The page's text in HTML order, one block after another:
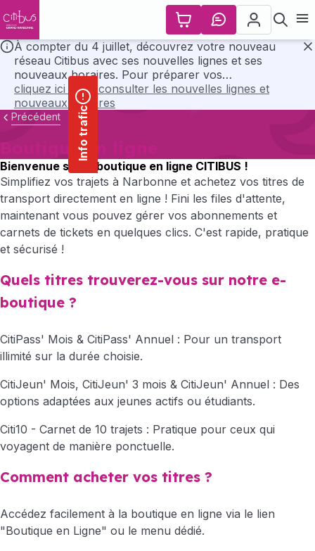
principal
À compter du 4 juillet, découvrez votre nouveau
réseau Citibus avec ses nouvelles lignes et ses
nouveaux horaires. Pour préparer vos
déplacements, consultez l’ensemble des horaires et
les plans du nouveau réseau en cliquant ci-dessous..
cliquez ici pour consulter les nouvelles lignes et
nouveaux horaires
Info trafic
Précédent
Boutique en ligne
Bienvenue sur la boutique en ligne CITIBUS !
Simplifiez vos trajets à Narbonne et achetez vos titres de
transport directement en ligne ! Fini les files d'attente,
maintenant vous pouvez gérer vos abonnements et
carnets de tickets en quelques clics. C'est rapide, pratique
et sécurisé !
Quels titres trouverez-vous sur notre e-
boutique ?
CitiPass' Mois & CitiPass' Annuel : Pour un transport
illimité sur la durée choisie.
CitiJeun' Mois, CitiJeun' 3 mois & CitiJeun' Annuel : Des
options adaptées aux jeunes actifs ou étudiants.
Citi10 - Carnet de 10 trajets : Pratique pour ceux qui
voyagent de manière ponctuelle.
Comment acheter vos titres ?
Accédez facilement à la boutique en ligne via le lien
"Boutique en Ligne" ou le menu dédié.
Panneau de gestion des cookies